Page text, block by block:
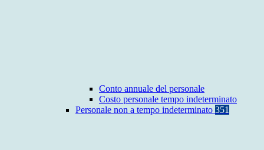
Conto annuale del personale
Costo personale tempo indeterminato
Personale non a tempo indeterminato 351